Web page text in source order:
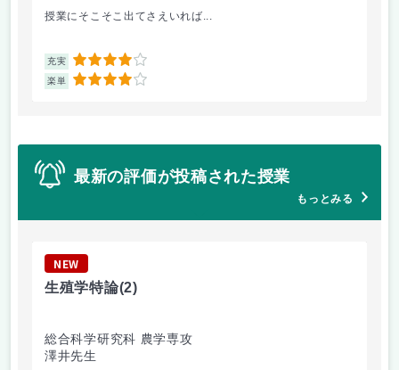
授業にそこそこ出てさえいれば...
充実 4
楽単 4
最新の評価が投稿された授業
もっとみる
NEW
生殖学特論(2)
総合科学研究科 農学専攻
澤井先生